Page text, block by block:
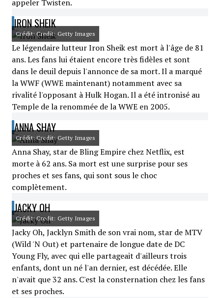
appeler Twisten.
IRON SHEIK
Crédit: Credit: Getty Images
Le légendaire lutteur Iron Sheik est mort à l'âge de 81
ans. Les fans lui étaient encore très fidèles et sont
dans le deuil depuis l'annonce de sa mort. Il a marqué
la WWF (WWE maintenant) notamment avec sa
rivalité l'opposant à Hulk Hogan. Il a été intronisé au
Temple de la renommée de la WWE en 2005.
ANNA SHAY
Crédit: Credit: Getty Images
Anna Shay, star de Bling Empire chez Netflix, est
morte à 62 ans. Sa mort est une surprise pour ses
proches et ses fans, qui sont sous le choc
complètement.
JACKY OH
Crédit: Credit: Getty Images
Jacky Oh, Jacklyn Smith de son vrai nom, star de MTV
(Wild 'N Out) et partenaire de longue date de DC
Young Fly, avec qui elle partageait d'ailleurs trois
enfants, dont un né l'an dernier, est décédée. Elle
n'avait que 32 ans. C'est la consternation chez les fans
et ses proches.